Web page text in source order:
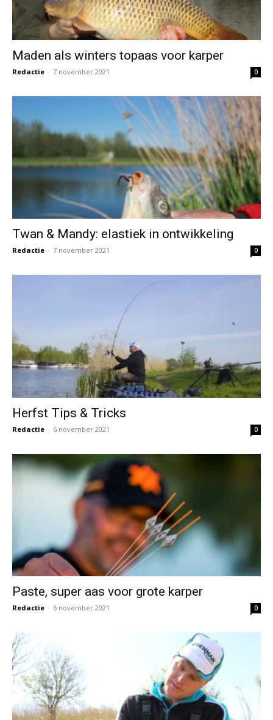
Maden als winters topaas voor karper
Redactie - 7 november 2021 0
Twan & Mandy: elastiek in ontwikkeling
Redactie - 7 november 2021 0
Herfst Tips & Tricks
Redactie - 6 november 2021 0
Paste, super aas voor grote karper
Redactie - 6 november 2021 0